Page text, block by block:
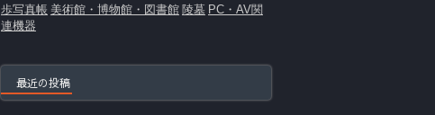
歩写真帳 美術館・博物館・図書館 陵墓 PC・AV関
連機器
最近の投稿